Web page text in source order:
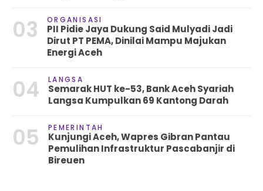
03 ORGANISASI
PII Pidie Jaya Dukung Said Mulyadi Jadi
Dirut PT PEMA, Dinilai Mampu Majukan
Energi Aceh
04 LANGSA
Semarak HUT ke-53, Bank Aceh Syariah
Langsa Kumpulkan 69 Kantong Darah
05 PEMERINTAH
Kunjungi Aceh, Wapres Gibran Pantau
Pemulihan Infrastruktur Pascabanjir di
Bireuen